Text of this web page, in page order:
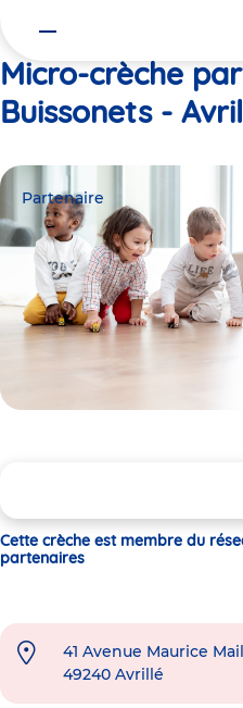
Micro-crèche
Buissonets -
Partenaire
Cette crèche est membre du
partenaires
41 Avenue Maurice
49240 Avrillé